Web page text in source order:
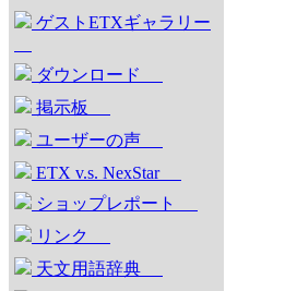
ゲストETXギャラリー
ダウンロード
掲示板
ユーザーの声
ETX v.s. NexStar
ショップレポート
リンク
天文用語辞典